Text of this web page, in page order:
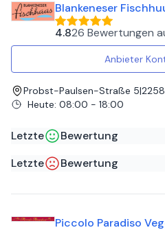
Wunderbares Essen bei gutem
Blankeneser
4.826 Bewertungen
Anbieter
Probst-Paulsen-Straße 5|
Heute: 08:00 - 18:00
Letzte Bewertung
Frithjof F auf
Letzte Bewertung
P. F auf
Piccolo Paradiso